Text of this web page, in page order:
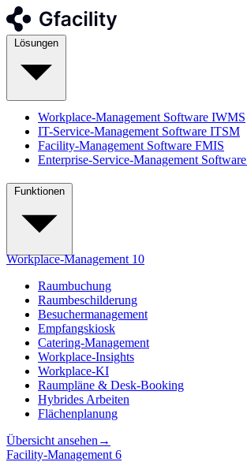
Workplace-Management Software IWMS
IT-Service-Management Software ITSM
Facility-Management Software FMIS
Enterprise-Service-Management Software
Workplace-Management 10
Raumbuchung
Raumbeschilderung
Besuchermanagement
Empfangskiosk
Catering-Management
Workplace-Insights
Workplace-KI
Raumpläne & Desk-Booking
Hybrides Arbeiten
Flächenplanung
Übersicht ansehen →
Facility-Management 6